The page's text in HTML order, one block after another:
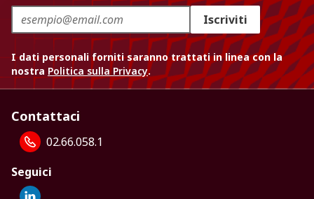
Iscriviti
I dati personali forniti saranno trattati in linea con la
nostra Politica sulla Privacy.
Contattaci
02.66.058.1
Seguici